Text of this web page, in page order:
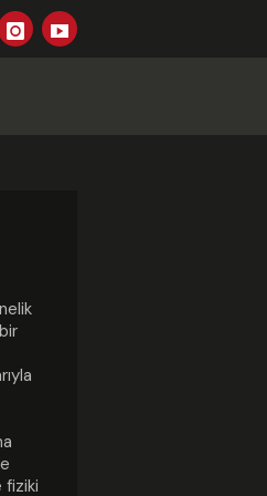
fiziki